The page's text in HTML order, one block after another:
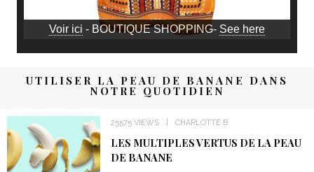
Voir ici - BOUTIQUE SHOPPING- See here
UTILISER LA PEAU DE BANANE DANS
NOTRE QUOTIDIEN
25575 VIEWS CHARLOTTE B
LES MULTIPLES VERTUS DE LA PEAU
DE BANANE